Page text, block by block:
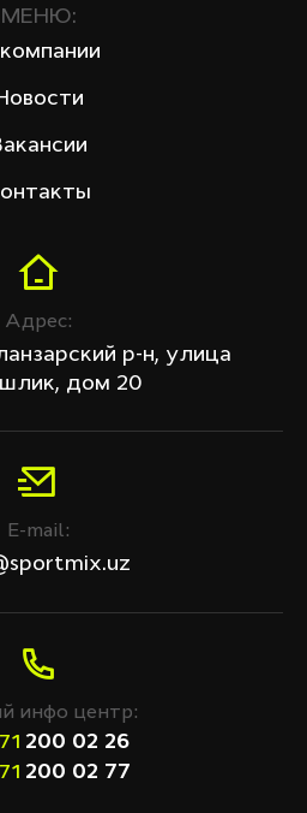
Адрес:
р-н, улица
дом 20
E-mail:
инфо центр:
200 02 26
200 02 77
МЕНЮ: